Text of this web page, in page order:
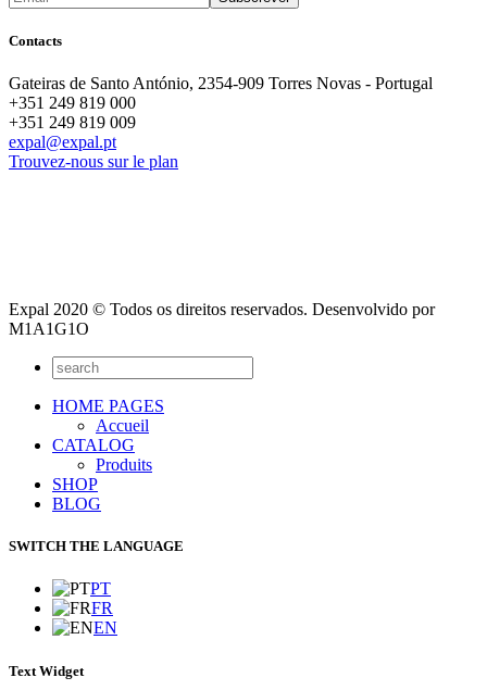
Contacts
Gateiras de Santo António, 2354-909 Torres Novas - Portugal
+351 249 819 000
+351 249 819 009
expal@expal.pt
Trouvez-nous sur le plan
Expal 2020 © Todos os direitos reservados. Desenvolvido por
M1A1G1O
HOME PAGES
Accueil
CATALOG
Produits
SHOP
BLOG
SWITCH THE LANGUAGE
PT
FR
EN
Text Widget